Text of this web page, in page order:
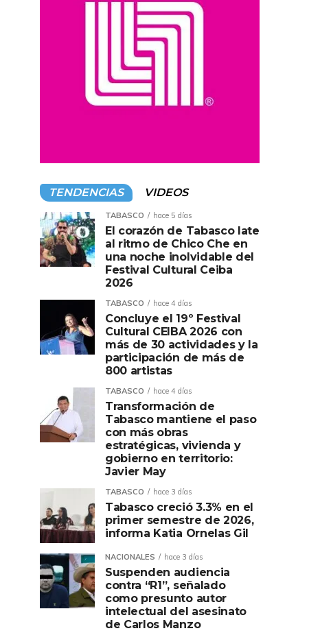
TENDENCIAS VIDEOS
TABASCO hace 5 días
El corazón de Tabasco late
al ritmo de Chico Che en
una noche inolvidable del
Festival Cultural Ceiba
2026
TABASCO hace 4 días
Concluye el 19º Festival
Cultural CEIBA 2026 con
más de 30 actividades y la
participación de más de
800 artistas
TABASCO hace 4 días
Transformación de
Tabasco mantiene el paso
con más obras
estratégicas, vivienda y
gobierno en territorio:
Javier May
TABASCO hace 3 días
Tabasco creció 3.3% en el
primer semestre de 2026,
informa Katia Ornelas Gil
NACIONALES hace 3 días
Suspenden audiencia
contra “R1”, señalado
como presunto autor
intelectual del asesinato
de Carlos Manzo